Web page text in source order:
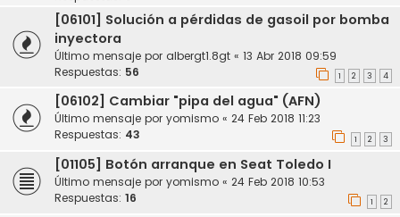
[06101] Solución a pérdidas de gasoil por bomba
inyectora
Último mensaje por albergt1.8gt « 13 Abr 2018 09:59
Respuestas: 56 1 2 3 4
[06102] Cambiar "pipa del agua" (AFN)
Último mensaje por yomismo « 24 Feb 2018 11:23
Respuestas: 43 1 2 3
[01105] Botón arranque en Seat Toledo I
Último mensaje por yomismo « 24 Feb 2018 10:53
Respuestas: 16 1 2